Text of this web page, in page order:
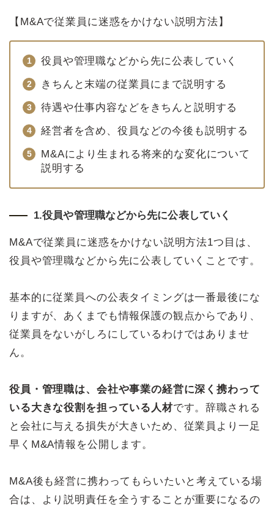
【M&Aで従業員に迷惑をかけない説明方法】
役員や管理職などから先に公表していく
きちんと末端の従業員にまで説明する
待遇や仕事内容などをきちんと説明する
経営者を含め、役員などの今後も説明する
M&Aにより生まれる将来的な変化について
説明する
1.役員や管理職などから先に公表していく
M&Aで従業員に迷惑をかけない説明方法1つ目は、
役員や管理職などから先に公表していくことです。
基本的に従業員への公表タイミングは一番最後にな
りますが、あくまでも情報保護の観点からであり、
従業員をないがしろにしているわけではありませ
ん。
役員・管理職は、会社や事業の経営に深く携わって
いる大きな役割を担っている人材です。辞職される
と会社に与える損失が大きいため、従業員より一足
早くM&A情報を公開します。
M&A後も経営に携わってもらいたいと考えている場
合は、より説明責任を全うすることが重要になるの